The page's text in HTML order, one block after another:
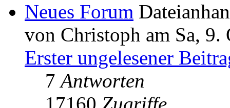
Neues Forum
von Christoph am Sa,
Erster ungelesener
7Antworten